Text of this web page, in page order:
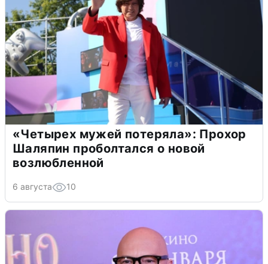
«Четырех мужей потеряла»: Прохор
Шаляпин проболтался о новой
возлюбленной
6 августа 10